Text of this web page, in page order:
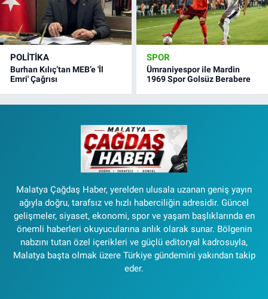
POLITIKA
Burhan Kılıç’tan MEB’e 'İl
Emri' Çağrısı
SPOR
Ümraniyespor ile Mardin
1969 Spor Golsüz Berabere
Malatya Çağdaş Haber, yerelden ulusala uzanan geniş yayın
ağıyla doğru, tarafsız ve hızlı haberciliğin adresidir. Güncel
gelişmeler, siyaset, ekonomi, spor ve yaşam başlıklarında en
önemli haberleri okuyucularına anlık olarak sunar. Bölgenin
nabzını tutan özel içerikleri ve güçlü editoryal kadrosuyla,
Malatya başta olmak üzere Türkiye gündemini yakından takip
eder.